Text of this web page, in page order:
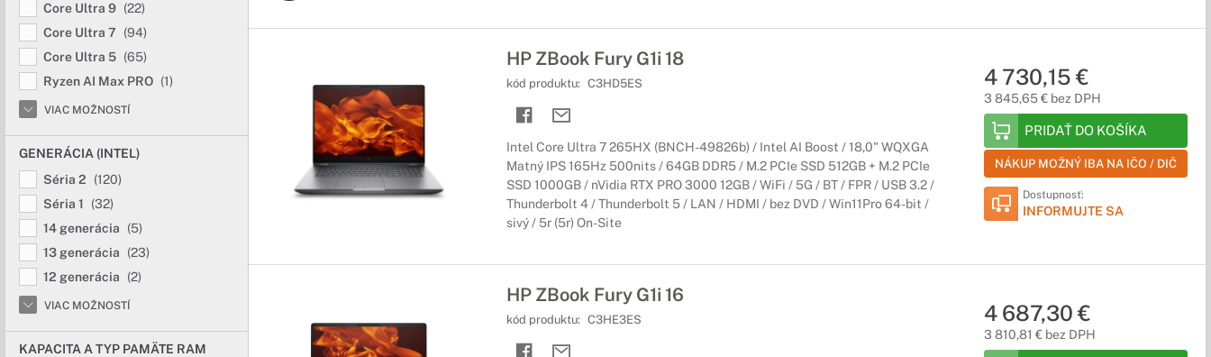
Core Ultra 9 (22)
Core Ultra 7
(94)
Core Ultra 5 (65)
Ryzen AI Max PRO (1)
VIAC MOŽNOSTÍ
GENERÁCIA (INTEL)
Séria 2
(120)
Séria 1
(32)
14 generácia
(5)
13 generácia
(23)
12 generácia
(2)
VIAC MOŽNOSTÍ
KAPACITA A TYP PAMÄTE RAM
HP ZBook Fury G1i 18
kód produktu: C3HD5ES
Intel Core Ultra 7 265HX (BNCH-49826b) / Intel AI Boost / 18,0" WQXGA
Matný IPS 165Hz 500nits / 64GB DDR5 / M.2 PCIe SSD 512GB + M.2 PCIe
SSD 1000GB / nVidia RTX PRO 3000 12GB / WiFi / 5G / BT / FPR / USB 3.2 /
Thunderbolt 4 / Thunderbolt 5 / LAN / HDMI / bez DVD / Win11Pro 64-bit /
sivý / 5r (5r) On-Site
4 730,15 €
3 845,65 € bez DPH
PRIDAŤ DO KOŠÍKA
NÁKUP MOŽNÝ IBA NA IČO / DIČ
Dostupnosť:
INFORMUJTE SA
HP ZBook Fury G1i 16
kód produktu: C3HE3ES 4 687,30 €
3 810,81 € bez DPH